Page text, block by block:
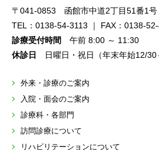
〒041-0853 函館市中道2丁目51番1号
TEL：0138-54-3113 ｜ FAX：0138-52-
診療受付時間
午前 8:00 ～ 11:30
休診日
日曜日・祝日（年末年始12/30
外来・診療のご案内
入院・面会のご案内
診療科・各部門
訪問診療について
リハビリテーションについて